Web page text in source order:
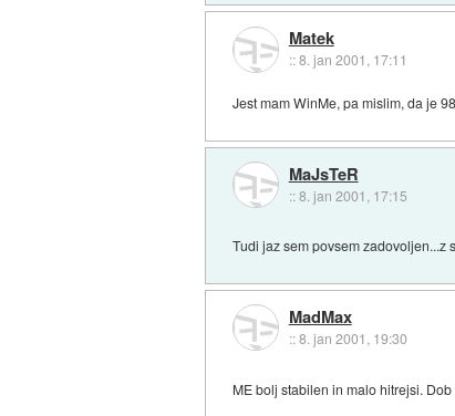
Matek
::8. jan 2001, 17:11
Jest mam WinMe, pa mislim, da je
MaJsTeR
::8. jan 2001, 17:15
Tudi jaz sem povsem zadovoljen...z
MadMax
::8. jan 2001, 19:30
ME bolj stabilen in malo hitrejsi.